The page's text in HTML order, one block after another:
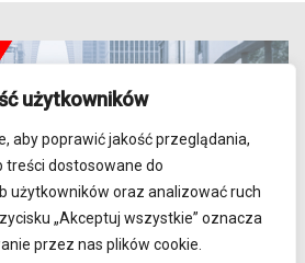
użytkowników
aby poprawić jakość przeglądania,
treści dostosowane do
użytkowników oraz analizować ruch
„Akceptuj wszystkie” oznacza
przez nas plików cookie.